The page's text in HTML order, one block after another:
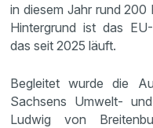
in diesem Jahr rund 200
Hintergrund ist das
das seit 2025 läuft.
Begleitet wurde die
Sachsens Umwelt-
Ludwig von